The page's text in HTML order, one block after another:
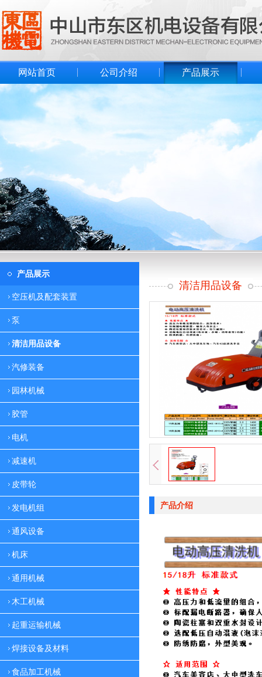
网站首页 公司介绍 产品展示
产品展示
空压机及配套装置
泵
清洁用品设备
汽修装备
园林机械
胶管
电机
减速机
皮带轮
发电机组
通风设备
机床
通用机械
木工机械
起重运输机械
焊接设备及材料
食品加工机械
清洁用品设备
产品介绍